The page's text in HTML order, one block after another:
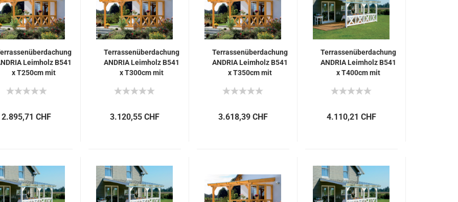
Leimholz B541
x T250cm mit
2.895,71 CHF
Terrassenüberdachung
ANDRIA Leimholz B541
x T300cm mit
3.120,55 CHF
Terrassenüberdachung
ANDRIA Leimholz B541
x T350cm mit
3.618,39 CHF
Terrassenüberdachung
ANDRIA Leimholz B541
x T400cm mit
4.110,21 CHF